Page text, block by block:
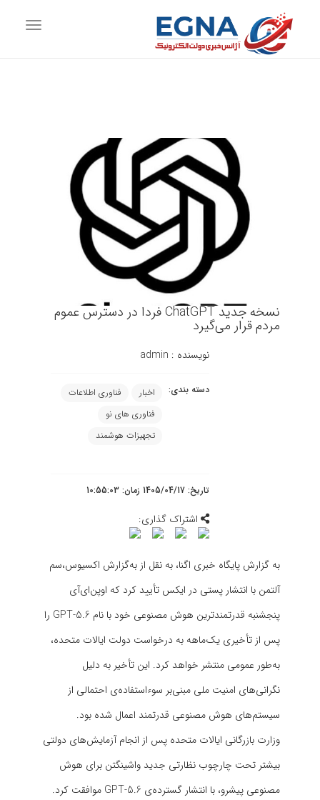
نسخه جدید ChatGPT فردا در دسترس عموم
مردم قرار می‌گیرد
نویسنده : admin
دسته بندی: اخبار
فناوری اطلاعات
فناوری های نو
تجهیزات هوشمند
تاریخ: 1405/04/17 زمان: 10:55:03
اشتراک گذاری:
به گزارش پایگاه خبری اگنا، به نقل ازبه‌گزارش اکسیوس،سم
آلتمن با انتشار پستی در ایکس تأیید کرد که اوپن‌ای‌آی
پنجشنبه قدرتمندترین هوش مصنوعی خود با نام GPT-5.6 را
پس از تأخیری یک‌ماهه به درخواست دولت ایالات متحده،
به‌طور عمومی منتشر خواهد کرد. این تأخیر به دلیل
نگرانی‌های امنیت ملی مبنی‌بر سوءاستفاده‌ی احتمالی از
سیستم‌های هوش مصنوعی قدرتمند اعمال شده بود.
وزارت بازرگانی ایالات متحده پس از انجام آزمایش‌های دولتی
بیشتر تحت چارچوب نظارتی جدید واشینگتن برای هوش
مصنوعی پیشرو، با انتشار گسترده‌ی GPT-5.6 موافقت کرد.